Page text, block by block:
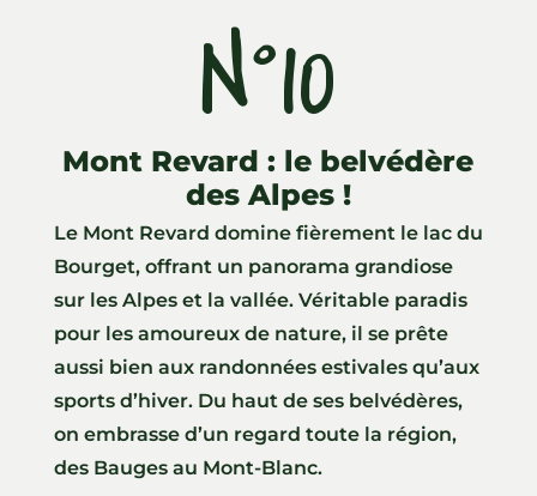
N°10
Mont Revard : le belvédère
des Alpes !
Le Mont Revard domine fièrement le lac du
Bourget, offrant un panorama grandiose
sur les Alpes et la vallée. Véritable paradis
pour les amoureux de nature, il se prête
aussi bien aux randonnées estivales qu’aux
sports d’hiver. Du haut de ses belvédères,
on embrasse d’un regard toute la région,
des Bauges au Mont-Blanc.